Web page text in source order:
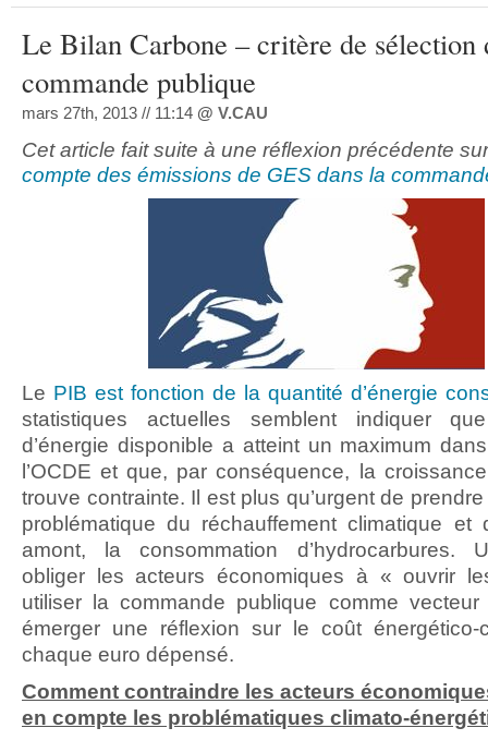
Le Bilan Carbone – critère de sélection
commande publique
mars 27th, 2013 // 11:14 @ V.CAU
Cet article fait suite à une réflexion précédente
compte des émissions de GES dans la
Le PIB est fonction de la quantité d’énergie
statistiques actuelles semblent indiquer
d’énergie disponible a atteint un maximum
l’OCDE et que, par conséquence, la
trouve contrainte. Il est plus qu’urgent de prendre
problématique du réchauffement climatique et
amont, la consommation d’hydrocarbures.
obliger les acteurs économiques à « ouvrir
utiliser la commande publique comme
émerger une réflexion sur le coût énergético-
chaque euro dépensé.
Comment contraindre les acteurs
en compte les problématiques climato-